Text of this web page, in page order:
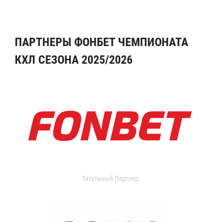
ПАРТНЕРЫ ФОНБЕТ ЧЕМПИОНАТА
КХЛ СЕЗОНА 2025/2026
Титульный Партнер